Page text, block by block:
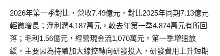
2026年第一季對比，營收7.49億元，對比2025年同期7.13億元
輕微增長；淨利潤4,187萬元，較去年第一季4,874萬元有所回
落；毛利1.56億元，經營現金流1,070萬元。第一季增速放
緩，主要因為持續加大線控轉向研發投入，研發費用上升短期